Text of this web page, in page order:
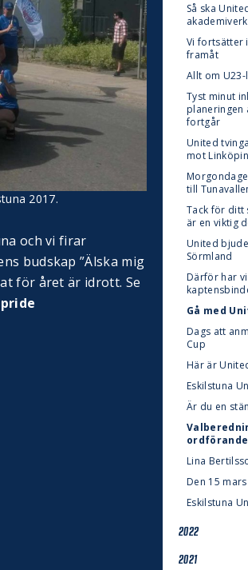
2017.
och vi firar
budskap ”Älska mig
för året är idrott. Se
Så ska
Vi fortsätter
framåt
Allt om
Tyst minut
planeringen
fortgår
United
mot
till
Tack för ditt
är en viktig
United
Sörmland
Därför har
Gå med
Dags att
Cup
Här är
Eskilstuna
Är du en
ordförande
Lina
Den 15
Eskilstuna
2022
2021